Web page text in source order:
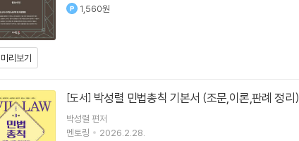
미리보기
1,560원
[도서] 박성렬 민법총칙 기본서 (조문,이론,판례 정리)
박성렬 편저
멘토링
2026.2.28.